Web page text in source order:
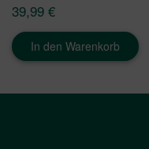
39,99 €
In den Warenkorb